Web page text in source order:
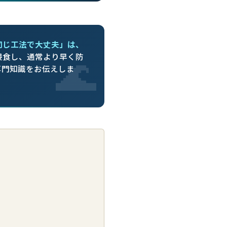
工法で大丈夫」は、
し、通常より早く防
知識をお伝えしま